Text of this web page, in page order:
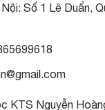
Số 1 Lê Duẩn,
KTS Nguyễn